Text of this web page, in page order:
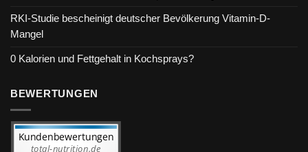
RKI-Studie bescheinigt deutscher Bevölkerung Vitamin-D-
Mangel
0 Kalorien und Fettgehalt in Kochsprays?
BEWERTUNGEN